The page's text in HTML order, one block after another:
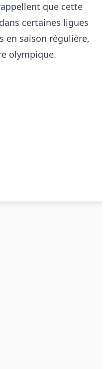
que cette
certaines ligues
en saison régulière,
olympique.